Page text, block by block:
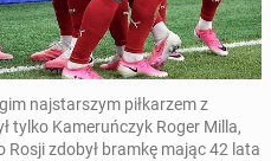
najstarszym piłkarzem z
tylko Kameruńczyk Roger Milla,
zdobył bramkę mając 42 lata